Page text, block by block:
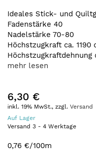
springen
Ideales Stick- und
Fadenstärke 40
Nadelstärke 70-80
Höchstzugkraft ca. 1190
Höchstzugkraftdehnung
mehr lesen
6,30 €
inkl. 19% MwSt., zzgl. Versand
Auf Lager
Versand 3 - 4 Werktage
0,76 €/100m